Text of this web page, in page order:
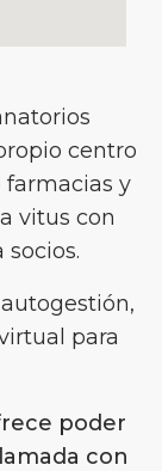
centro
y
vitus con
para
poder
con